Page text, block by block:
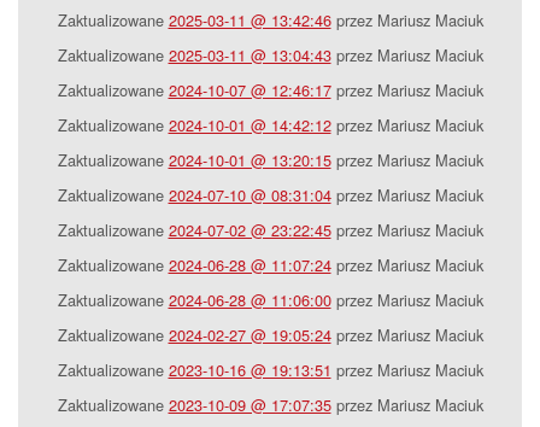
Zaktualizowane 2025-03-11 @ 13:42:46przez Mariusz Maciuk
Zaktualizowane 2025-03-11 @ 13:04:43przez Mariusz Maciuk
Zaktualizowane 2024-10-07 @ 12:46:17przez Mariusz Maciuk
Zaktualizowane 2024-10-01 @ 14:42:12przez Mariusz Maciuk
Zaktualizowane 2024-10-01 @ 13:20:15przez Mariusz Maciuk
Zaktualizowane 2024-07-10 @ 08:31:04przez Mariusz Maciuk
Zaktualizowane 2024-07-02 @ 23:22:45przez Mariusz Maciuk
Zaktualizowane 2024-06-28 @ 11:07:24przez Mariusz Maciuk
Zaktualizowane 2024-06-28 @ 11:06:00przez Mariusz Maciuk
Zaktualizowane 2024-02-27 @ 19:05:24przez Mariusz Maciuk
Zaktualizowane 2023-10-16 @ 19:13:51 przez Mariusz Maciuk
Zaktualizowane 2023-10-09 @ 17:07:35przez Mariusz Maciuk